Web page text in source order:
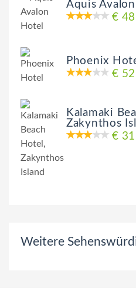
Aquis
€ 48
Phoenix
€ 52
Kalamaki
Zakynthos
€ 31
Weitere